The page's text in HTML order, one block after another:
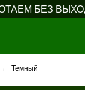
БЕЗ
→ Темный